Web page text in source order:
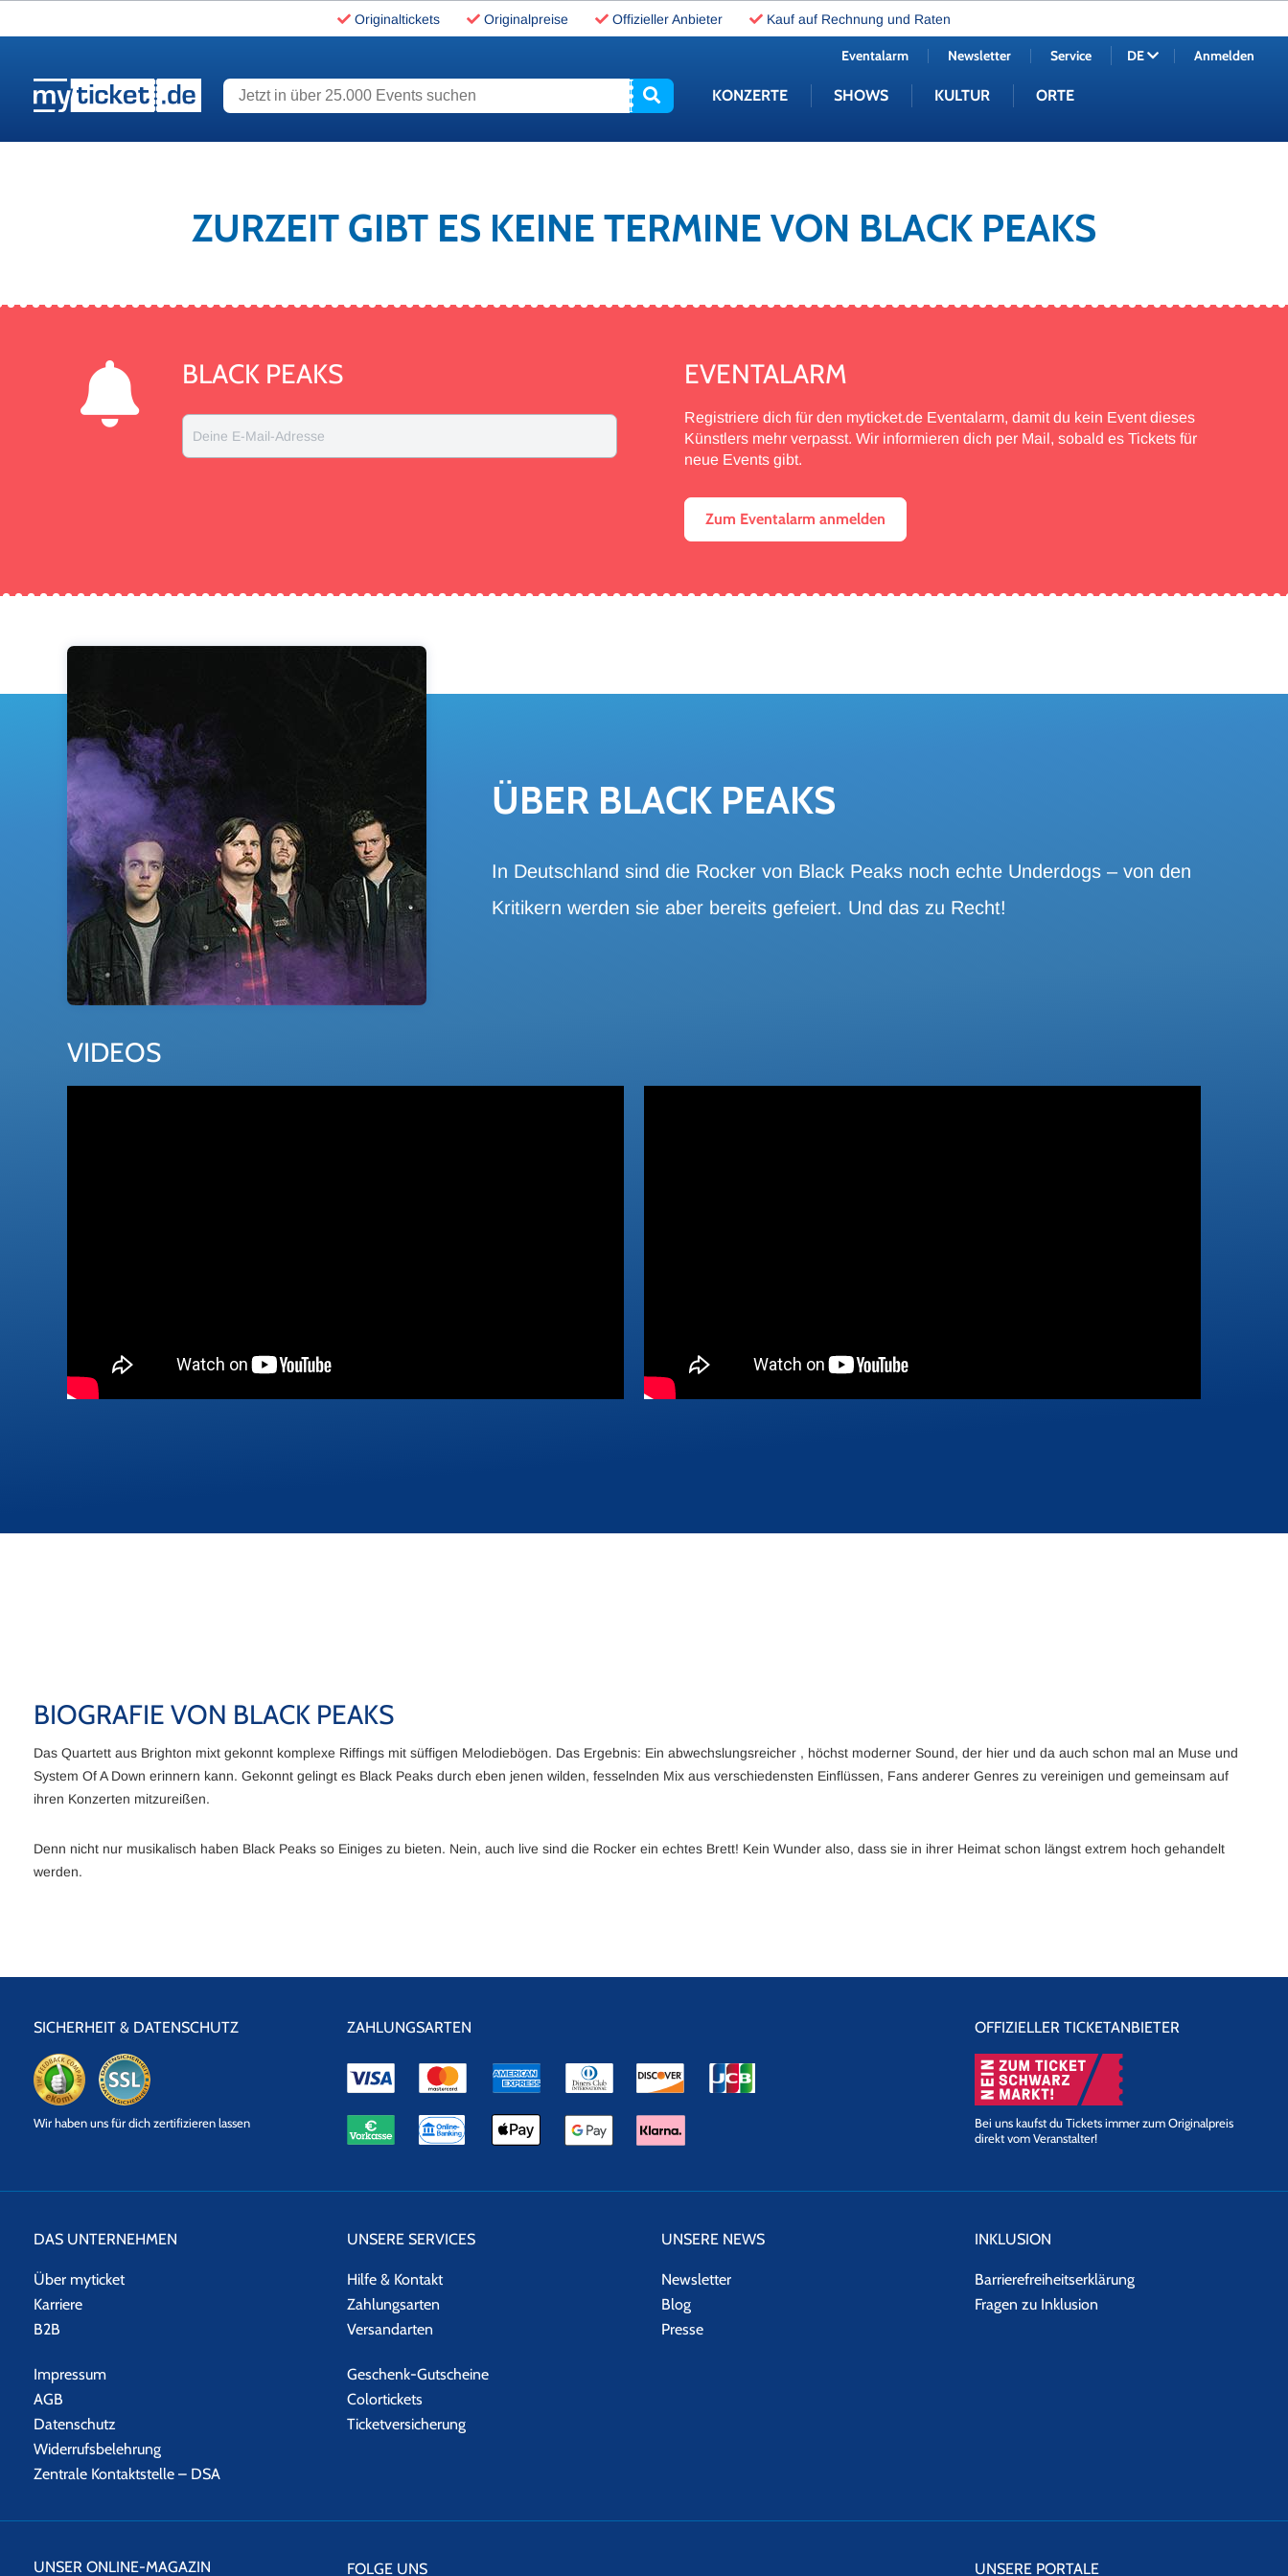
Originaltickets Originalpreise Offizieller Anbieter Kauf auf Rechnung und Raten
Jetzt in über 25.000 Events suchen KONZERTE SHOWS KULTUR ORTE
Eventalarm Newsletter Service DE Anmelden
ZURZEIT GIBT ES KEINE TERMINE VON BLACK PEAKS
BLACK PEAKS
Deine E-Mail-Adresse
EVENTALARM
Registriere dich für den myticket.de Eventalarm, damit du kein Event dieses
Künstlers mehr verpasst. Wir informieren dich per Mail, sobald es Tickets für
neue Events gibt.
Zum Eventalarm anmelden
ÜBER BLACK PEAKS
In Deutschland sind die Rocker von Black Peaks noch echte Underdogs – von den
Kritikern werden sie aber bereits gefeiert. Und das zu Recht!
VIDEOS
BIOGRAFIE VON BLACK PEAKS
Das Quartett aus Brighton mixt gekonnt komplexe Riffings mit süffigen Melodiebögen. Das Ergebnis: Ein abwechslungsreicher , höchst moderner Sound, der hier und da auch schon mal an Muse und
System Of A Down erinnern kann. Gekonnt gelingt es Black Peaks durch eben jenen wilden, fesselnden Mix aus verschiedensten Einflüssen, Fans anderer Genres zu vereinigen und gemeinsam auf
ihren Konzerten mitzureißen.
Denn nicht nur musikalisch haben Black Peaks so Einiges zu bieten. Nein, auch live sind die Rocker ein echtes Brett! Kein Wunder also, dass sie in ihrer Heimat schon längst extrem hoch gehandelt
werden.
SICHERHEIT & DATENSCHUTZ
Datensicherheit
Wir haben uns für dich zertifizieren lassen
ZAHLUNGSARTEN OFFIZIELLER TICKETANBIETER
Bei uns kaufst du Tickets immer zum Originalpreis
direkt vom Veranstalter!
DAS UNTERNEHMEN
Über myticket
Karriere
B2B
Impressum
AGB
Datenschutz
Widerrufsbelehrung
Zentrale Kontaktstelle – DSA
UNSERE SERVICES
Hilfe & Kontakt
Zahlungsarten
Versandarten
Geschenk-Gutscheine
Colortickets
Ticketversicherung
UNSERE NEWS
Newsletter
Blog
Presse
INKLUSION
Barrierefreiheitserklärung
Fragen zu Inklusion
UNSER ONLINE-MAGAZIN FOLGE UNS UNSERE PORTALE